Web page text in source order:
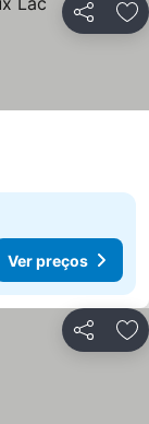
Partilhar
Ver preços
Partilhar